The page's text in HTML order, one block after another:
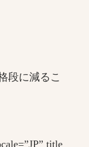
段に減るこ
title